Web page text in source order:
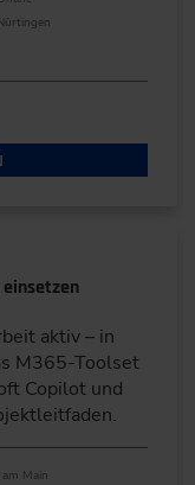
aktiv – in
M365-Toolset
Copilot und
Main